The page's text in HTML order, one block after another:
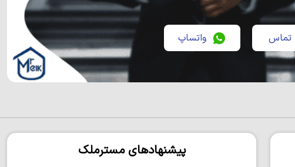
تماس واتساپ
پیشنهادهای مسترملک